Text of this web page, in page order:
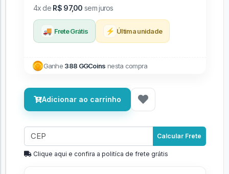
4x de R$ 97,00 sem juros
🚚 Frete Grátis ⚡ Última unidade
Ganhe 388 GGCoins nesta compra
Adicionar ao carrinho
Calcular Frete
Clique aqui e confira a politíca de frete grátis